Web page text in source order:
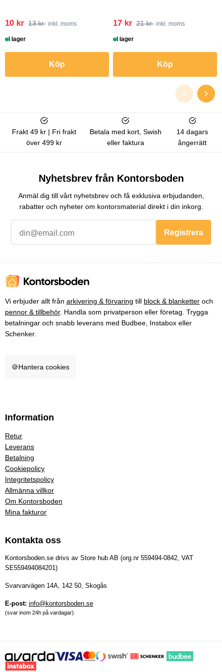
10 kr 13 kr inkl. moms
I lager
Köp
17 kr 21 kr inkl. moms
I lager
Köp
Frakt 49 kr | Fri frakt
över 499 kr
Betala med kort, Swish
eller faktura
14 dagars
ångerrätt
Nyhetsbrev från Kontorsboden
Anmäl dig till vårt nyhetsbrev och få exklusiva erbjudanden,
rabatter och nyheter om kontorsmaterial direkt i din inkorg.
Registrera
Vi erbjuder allt från arkivering & förvaring till block & blanketter och
pennor & tillbehör. Handla som privatperson eller företag. Trygga
betalningar och snabb leverans med Budbee, Instabox eller
Schenker.
🍪Hantera cookies
Information
Retur
Leverans
Betalning
Cookiepolicy
Integritetspolicy
Allmänna villkor
Om Kontorsboden
Mina fakturor
Kontakta oss
Kontorsboden.se drivs av Store hub AB (org.nr 559494-0842, VAT
SE559494084201)
Svarvarvägen 14A, 142 50, Skogås
E-post: info@kontorsboden.se
(svar inom 24h på vardagar)